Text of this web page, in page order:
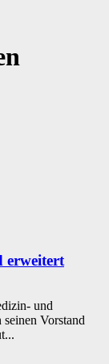
erweitert
und
Vorstand